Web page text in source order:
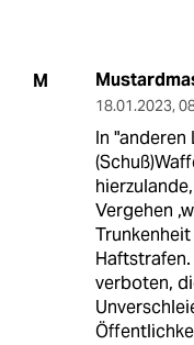
M
18.01.2023,
In "anderen
Vergehen
verboten,